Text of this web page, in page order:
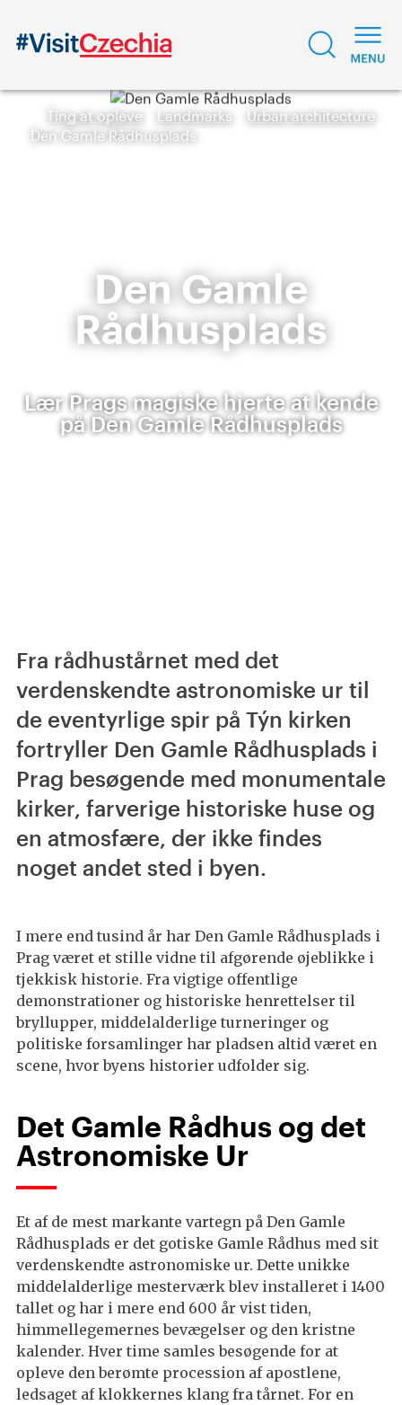
Ting at opleve Landmarks
Urban architecture
Den Gamle Rådhusplads
Den Gamle
Rådhusplads
Lær Prags magiske hjerte at kende
på Den Gamle Rådhusplads
Fra rådhustårnet med det
verdenskendte astronomiske ur til
de eventyrlige spir på Týn kirken
fortryller Den Gamle Rådhusplads i
Prag besøgende med monumentale
kirker, farverige historiske huse og
en atmosfære, der ikke findes
noget andet sted i byen.
I mere end tusind år har Den Gamle Rådhusplads i
Prag været et stille vidne til afgørende øjeblikke i
tjekkisk historie. Fra vigtige offentlige
demonstrationer og historiske henrettelser til
bryllupper, middelalderlige turneringer og
politiske forsamlinger har pladsen altid været en
scene, hvor byens historier udfolder sig.
Det Gamle Rådhus og det
Astronomiske Ur
Et af de mest markante vartegn på Den Gamle
Rådhusplads er det gotiske Gamle Rådhus med sit
verdenskendte astronomiske ur. Dette unikke
middelalderlige mesterværk blev installeret i 1400
tallet og har i mere end 600 år vist tiden,
himmellegemernes bevægelser og den kristne
kalender. Hver time samles besøgende for at
opleve den berømte procession af apostlene,
ledsaget af klokkernes klang fra tårnet. For en